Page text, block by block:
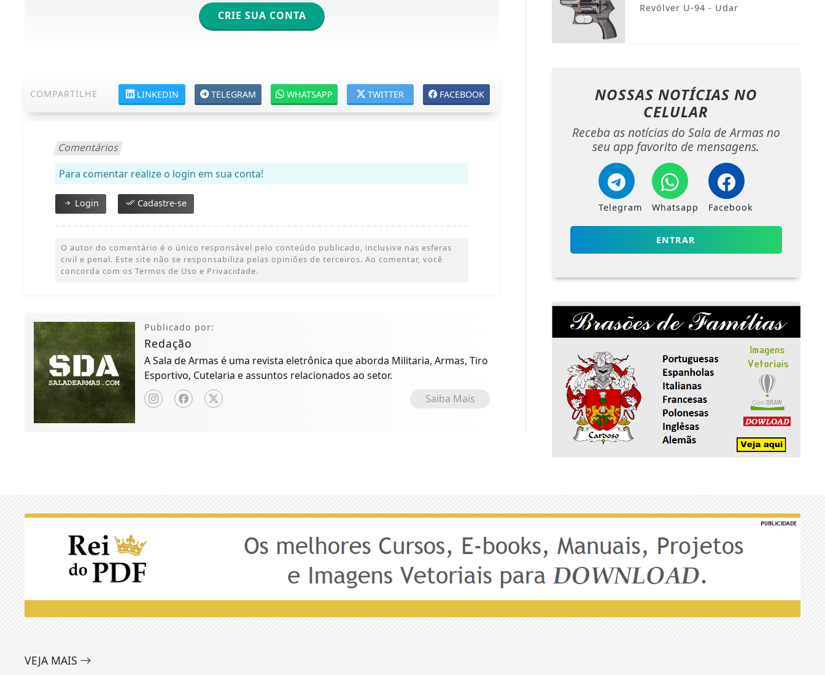
CRIE SUA CONTA
COMPARTILHE FACEBOOK
TWITTER
WHATSAPP
TELEGRAM
LINKEDIN
Comentários
Para comentar realize o login em sua conta!
Login Cadastre-se
O autor do comentário é o único responsável pelo conteúdo publicado, inclusive nas esferas
civil e penal. Este site não se responsabiliza pelas opiniões de terceiros. Ao comentar, você
concorda com os Termos de Uso e Privacidade.
Publicado por:
Redação
A Sala de Armas é uma revista eletrônica que aborda Militaria, Armas, Tiro
Esportivo, Cutelaria e assuntos relacionados ao setor.
Saiba Mais
Revólver U-94 - Udar
NOSSAS NOTÍCIAS NO
CELULAR
Receba as notícias do Sala de Armas no
seu app favorito de mensagens.
Telegram Whatsapp Facebook
ENTRAR
VEJA MAIS